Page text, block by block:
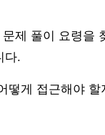
제 풀이 요령을
다.
떻게 접근해야 할